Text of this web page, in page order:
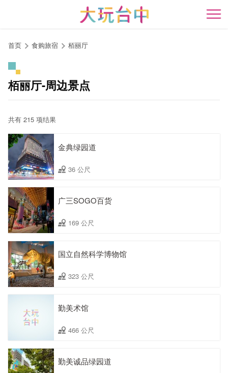
开
首页 食购旅宿 栢丽厅
栢丽厅-周边景点
共有 215 项结果
金典绿园道
36 公尺
广三SOGO百货
169 公尺
国立自然科学博物馆
323 公尺
勤美术馆
466 公尺
勤美诚品绿园道